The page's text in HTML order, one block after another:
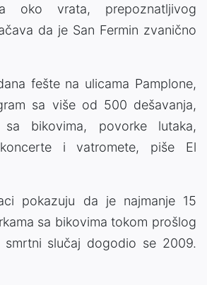
oko vrata, prepoznatljivog
da je San Fermin zvanično
fešte na ulicama Pamplone,
sa više od 500 dešavanja,
sa bikovima, povorke lutaka,
i vatromete, piše El
pokazuju da je najmanje 15
sa bikovima tokom prošlog
smrtni slučaj dogodio se 2009.